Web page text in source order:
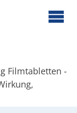
Filmtabletten -